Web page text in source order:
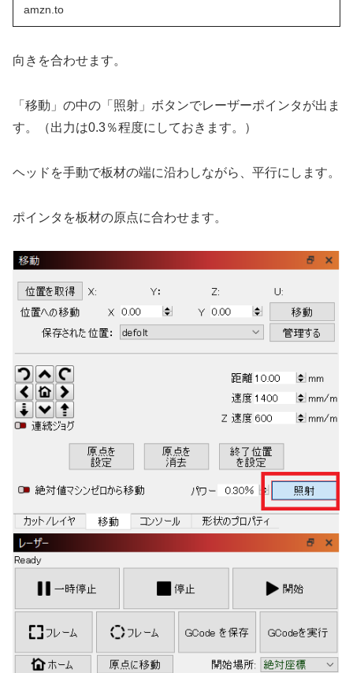
機効果 (彫刻機)がフライス盤...
amzn.to
向きを合わせます。
「移動」の中の「照射」ボタンでレーザーポインタが出ま
す。（出力は0.3％程度にしておきます。）
ヘッドを手動で板材の端に沿わしながら、平行にします。
ポインタを板材の原点に合わせます。